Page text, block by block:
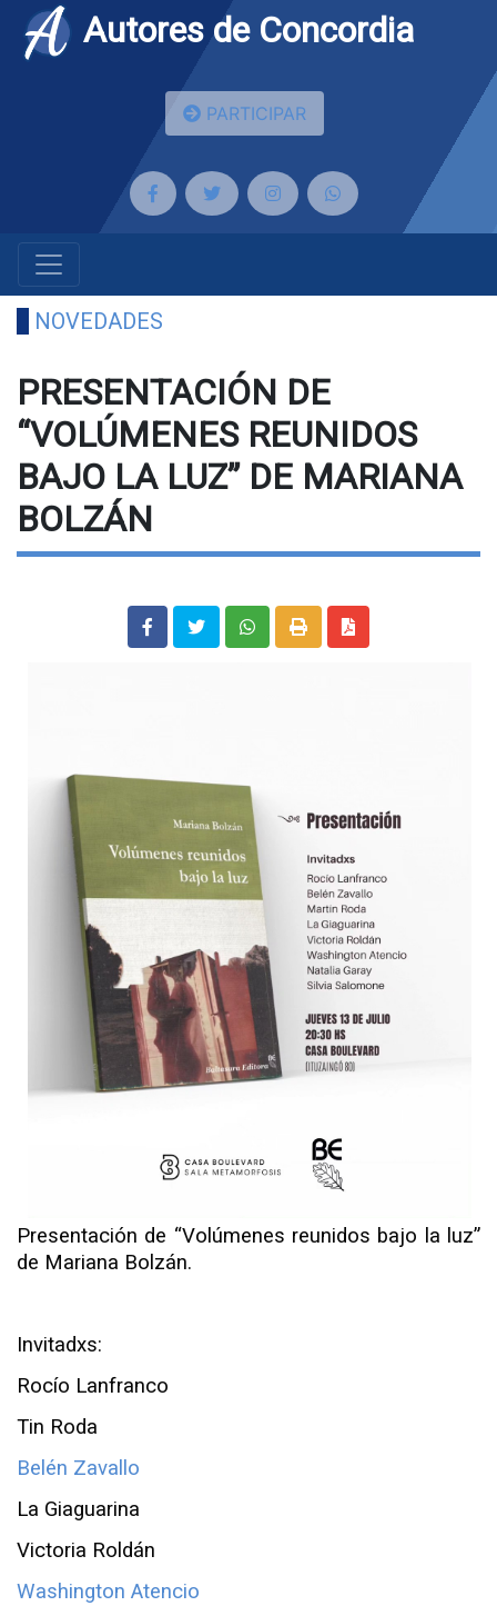
Autores de Concordia
PARTICIPAR
NOVEDADES
PRESENTACIÓN DE
“VOLÚMENES REUNIDOS
BAJO LA LUZ” DE MARIANA
BOLZÁN
Presentación de “Volúmenes reunidos bajo la luz”
de Mariana Bolzán.
Invitadxs:
Rocío Lanfranco
Tin Roda
Belén Zavallo
La Giaguarina
Victoria Roldán
Washington Atencio